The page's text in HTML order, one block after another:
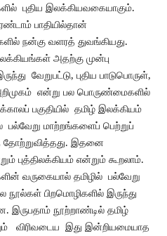
புதிய இலக்கியவகையாகும்.
பாதியில்தான்
நன்கு வளரத் துவங்கியது.
அதற்கு முன்பு
வேறுபட்டு, புதிய பாடுபொருள்,
என்று பல பொருண்மைகளில்
பகுதியில் தமிழ் இலக்கியம்
மாற்றங்களைப் பெற்றுப்
இதனை
புத்திலக்கியம் என்றும் கூறலாம்.
வருகையால் தமிழில் பல்வேறு
நூல்கள் பிறமொழிகளில் இருந்து
இருபதாம் நூற்றாண்டில் தமிழ்
விரிவடைய இது இன்றியமையாத